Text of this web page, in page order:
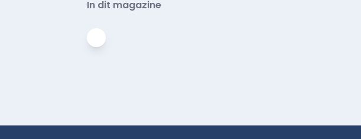
In dit magazine